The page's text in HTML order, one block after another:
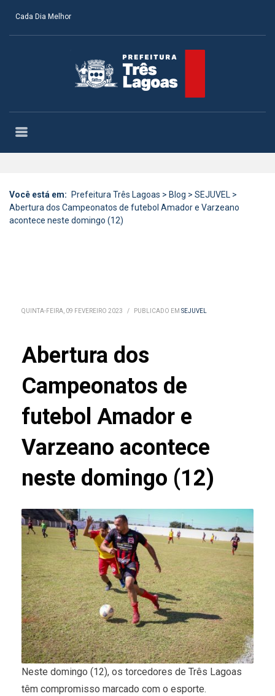
Cada Dia Melhor
Você está em: Prefeitura Três Lagoas > Blog > SEJUVEL >
Abertura dos Campeonatos de futebol Amador e Varzeano
acontece neste domingo (12)
QUINTA-FEIRA, 09 FEVEREIRO 2023 / PUBLICADO EM SEJUVEL
Abertura dos
Campeonatos de
futebol Amador e
Varzeano acontece
neste domingo (12)
Neste domingo (12), os torcedores de Três Lagoas
têm compromisso marcado com o esporte.